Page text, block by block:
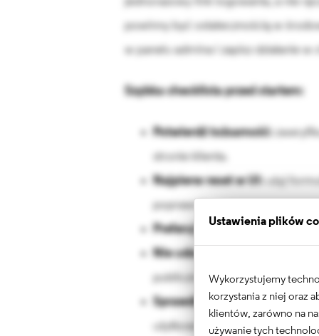
powinny być ostatecznością w
w panelu admina i zapisz działanie
Szybka checklista przed startem:
Potwierdź tożsamość:
stronie klienta.
Najpierw reset w UI: użyj
poprawnie.
Preferuj Drush na D10/D11:
Nie udostępniaj linków
publiczne ani tickety widoczne
Sprawdź uprawnienia po
użytkowników.
Ustawienia plików
Wykorzystujemy
korzystania z niej oraz
klientów, zarówno na
używanie tych